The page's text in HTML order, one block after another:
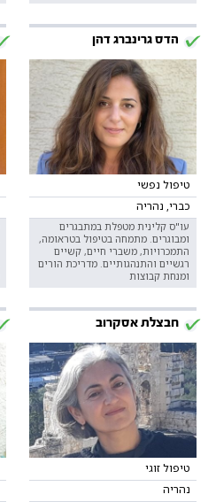
הדס גרינברג דהן
טיפול נפשי
כברי, נהריה
עו"ס קלינית מטפלת במתבגרים
ומבוגרים. מתמחה בטיפול בטראומה,
התמכרויות, משברי חיים, קשיים
רגשיים והתנהגותיים. מדריכת הורים
ומנחת קבוצות
חבצלת אסקרוב
טיפול זוגי
נהריה